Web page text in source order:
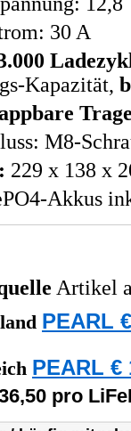
30 A
Kapazität,
M8-
229 x 138 x
Akkus
Artikel
PEARL
PEARL €
pro